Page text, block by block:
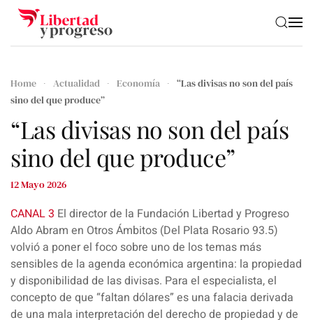
Skip to main content
Home Actualidad Economía
“Las divisas no son del país
sino del que produce”
“Las divisas no son del país
sino del que produce”
12 Mayo 2026
CANAL 3 El director de la Fundación Libertad y Progreso
Aldo Abram en Otros Ámbitos (Del Plata Rosario 93.5)
volvió a poner el foco sobre uno de los temas más
sensibles de la agenda económica argentina: la propiedad
y disponibilidad de las divisas. Para el especialista, el
concepto de que “faltan dólares” es una falacia derivada
de una mala interpretación del derecho de propiedad y de